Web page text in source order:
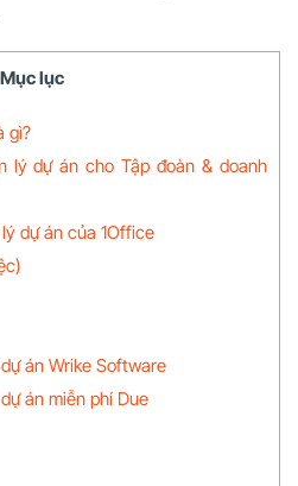
Mục lục
gì?
lý dự án cho Tập đoàn & doanh
dự án của 1Office
án Wrike Software
án miễn phí Due